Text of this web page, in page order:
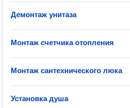
Демонтаж унитаза
Монтаж счетчика отопления
Монтаж сантехнического люка
Установка душа